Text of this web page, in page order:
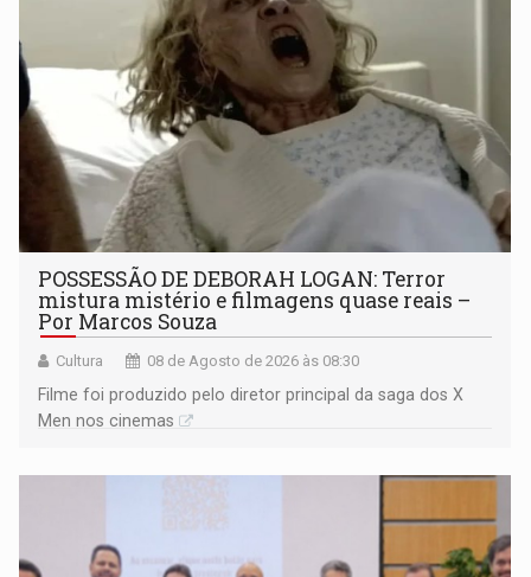
POSSESSÃO DE DEBORAH LOGAN: Terror
mistura mistério e filmagens quase reais –
Por Marcos Souza
Cultura 08 de Agosto de 2026 às 08:30
Filme foi produzido pelo diretor principal da saga dos X
Men nos cinemas